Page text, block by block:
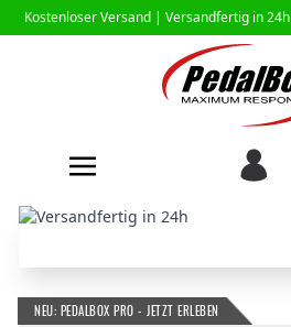
Kostenloser Versand | Versandfertig in 24h
Zum Inhalt springen
TESTEN!
NEU: PEDALBOX PRO - JETZT ERLEBEN